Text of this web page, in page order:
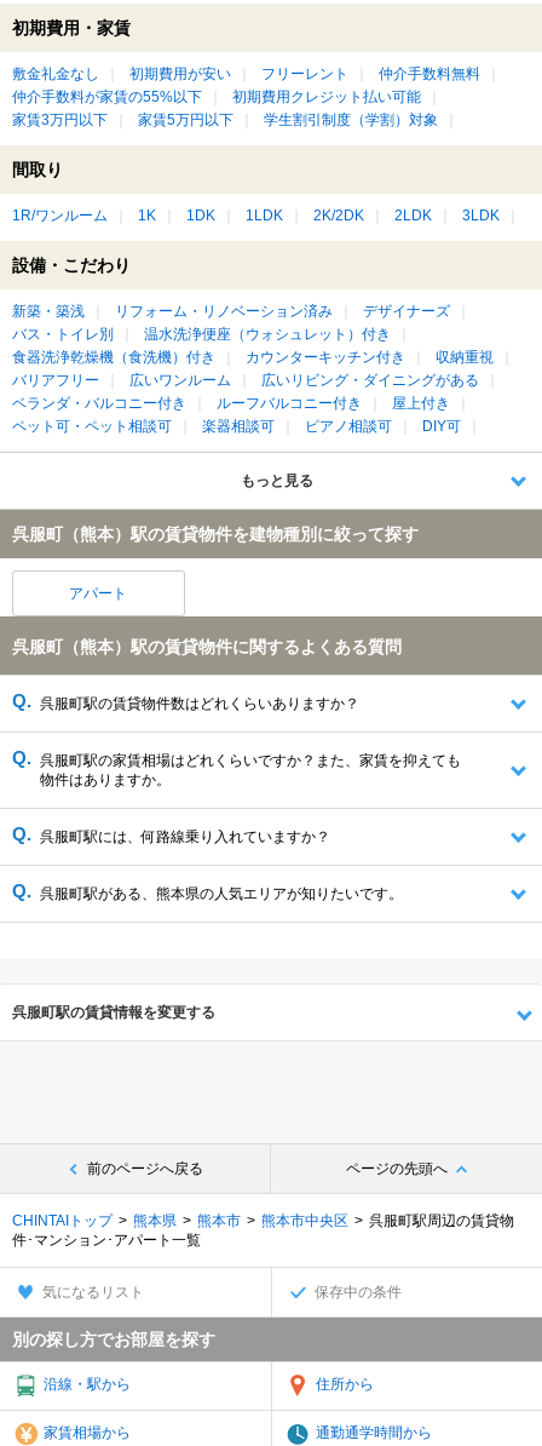
初期費用・家賃
敷金礼金なし 初期費用が安い フリーレント
仲介手数料無料
仲介手数料が家賃の55%以下
初期費用クレジット払い可能
家賃3万円以下
家賃5万円以下 学生割引制度（学割）対象
間取り
1R/ワンルーム 1K 1DK 1LDK 2K/2DK 2LDK 3LDK
設備・こだわり
新築・築浅 リフォーム・リノベーション済み
デザイナーズ
バス・トイレ別
温水洗浄便座（ウォシュレット）付き
食器洗浄乾燥機（食洗機）付き
カウンターキッチン付き
収納重視
バリアフリー
広いワンルーム
広いリビング・ダイニングがある
ベランダ・バルコニー付き
ルーフバルコニー付き
屋上付き
ペット可・ペット相談可
楽器相談可 ピアノ相談可 DIY可
もっと見る
呉服町（熊本）駅の賃貸物件を建物種別に絞って探す
アパート
呉服町（熊本）駅の賃貸物件に関するよくある質問
呉服町駅の賃貸物件数はどれくらいありますか？
呉服町駅の家賃相場はどれくらいですか？また、家賃を抑えても
物件はありますか。
呉服町駅には、何路線乗り入れていますか？
呉服町駅がある、熊本県の人気エリアが知りたいです。
呉服町駅の賃貸情報を変更する
前のページへ戻る ページの先頭へ
CHINTAIトップ 熊本県 熊本市 熊本市中央区
呉服町駅周辺の賃貸物
件･マンション･アパート一覧
気になるリスト 保存中の条件
別の探し方でお部屋を探す
沿線・駅から 住所から
家賃相場から 通勤通学時間から